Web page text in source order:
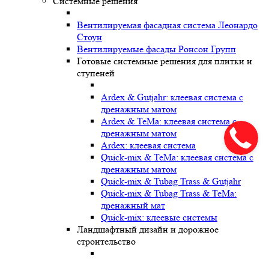
Вентилируемая фасадная система Леонардо
Стоун
Вентилируемые фасады Ронсон Групп
Готовые системные решения для плитки и
ступеней
Ardex & Gutjahr: клеевая система с
дренажным матом
Ardex & TeMa: клеевая система с
дренажным матом
Ardex: клеевая система
Quick-mix & TeMa: клеевая система с
дренажным матом
Quick-mix & Tubag Trass & Gutjahr
Quick-mix & Tubag Trass & TeMa:
дренажный мат
Quick-mix: клеевые системы
Ландшафтный дизайн и дорожное
строительство